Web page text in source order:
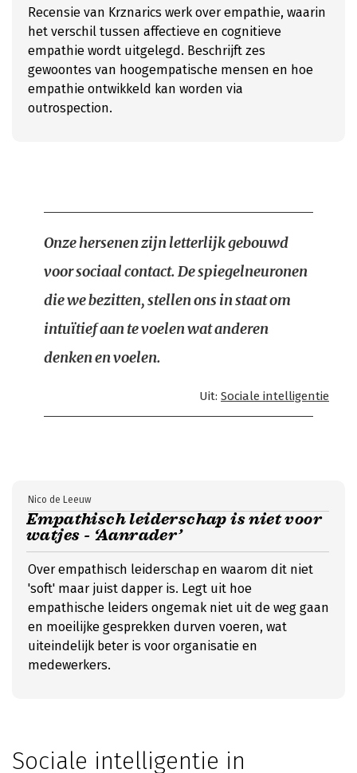
Recensie van Krznarics werk over empathie, waarin
het verschil tussen affectieve en cognitieve
empathie wordt uitgelegd. Beschrijft zes
gewoontes van hoogempatische mensen en hoe
empathie ontwikkeld kan worden via
outrospection.
Onze hersenen zijn letterlijk gebouwd
voor sociaal contact. De spiegelneuronen
die we bezitten, stellen ons in staat om
intuïtief aan te voelen wat anderen
denken en voelen.
Uit: Sociale intelligentie
Empathisch leiderschap is niet voor
watjes - ‘Aanrader’
Nico de Leeuw
Over empathisch leiderschap en waarom dit niet
'soft' maar juist dapper is. Legt uit hoe
empathische leiders ongemak niet uit de weg gaan
en moeilijke gesprekken durven voeren, wat
uiteindelijk beter is voor organisatie en
medewerkers.
Sociale intelligentie in